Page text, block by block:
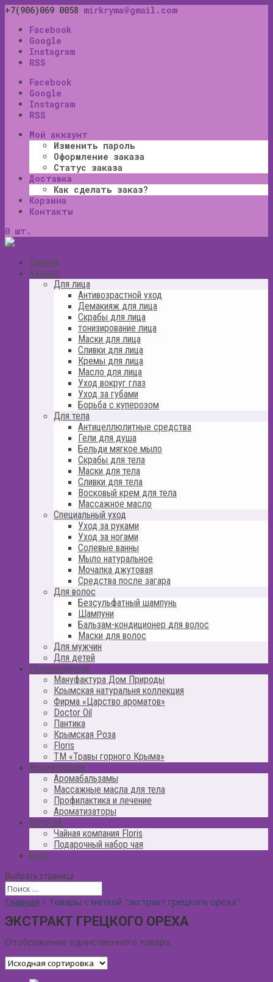
+7(906)069 0058 mirkryma@gmail.com
Facebook
Google
Instagram
RSS
Facebook
Google
Instagram
RSS
Мой аккаунт
Изменить пароль
Оформление заказа
Статус заказа
Доставка
Как сделать заказ?
Корзина
Контакты
0 шт.
Главная
Каталог
Для лица
Антивозрастной уход
Демакияж для лица
Скрабы для лица
тонизирование лица
Маски для лица
Сливки для лица
Кремы для лица
Масло для лица
Уход вокруг глаз
Уход за губами
Борьба с куперозом
Для тела
Антицеллюлитные средства
Гели для душа
Бельди мягкое мыло
Скрабы для тела
Маски для тела
Сливки для тела
Восковый крем для тела
Массажное масло
Специальный уход
Уход за руками
Уход за ногами
Солевые ванны
Мыло натуральное
Мочалка джутовая
Средства после загара
Для волос
Безсульфатный шампунь
Шампуни
Бальзам-кондиционер для волос
Маски для волос
Для мужчин
Для детей
Производители
Мануфактура Дом Природы
Крымская натуральня коллекция
Фирма «Царство ароматов»
Doctor Oil
Пантика
Крымская Роза
Floris
ТМ «Травы горного Крыма»
Ароматерапия
Аромабальзамы
Массажные масла для тела
Профилактика и лечение
Ароматизаторы
Фиточай
Чайная компания Floris
Подарочный набор чая
Блог
Выбрать страницу
Главная / Товары с меткой “экстракт грецкого ореха”
ЭКСТРАКТ ГРЕЦКОГО ОРЕХА
Отображение единственного товара